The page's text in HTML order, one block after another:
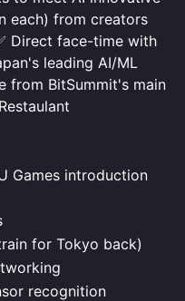
each) from creators
Direct face-time with
leading AI/ML
from BitSummit's main
Games introduction
for Tokyo back)
recognition